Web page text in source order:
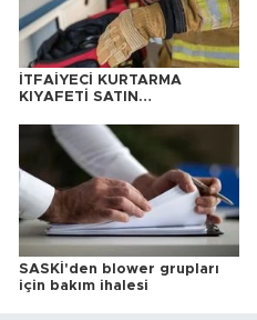
İTFAİYECİ KURTARMA
KIYAFETİ SATIN
SASKİ'den blower grupları
için bakım ihalesi